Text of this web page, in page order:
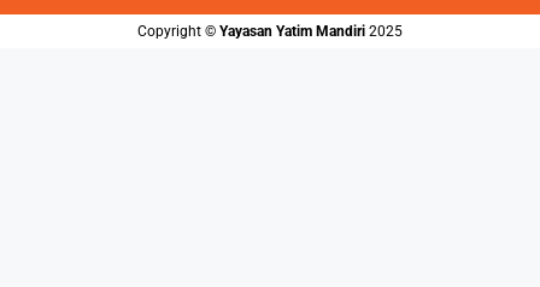
Copyright ©️ Yayasan Yatim Mandiri 2025